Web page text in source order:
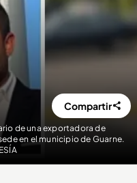
de una exportadora de
en el municipio de Guarne.
Compartir